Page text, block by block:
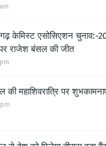
केमिस्ट एसोसिएशन चुनाव:-
राजेश बंसल की जीत
की महाशिवरात्रि पर